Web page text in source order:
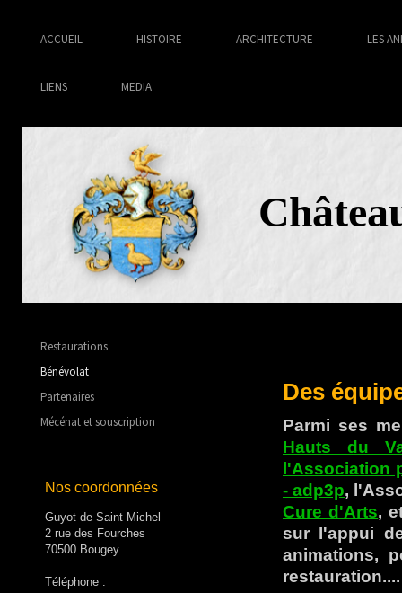
ACCUEIL HISTOIRE ARCHITECTURE LES
LIENS MEDIA
Restaurations
Bénévolat
Partenaires
Mécénat et souscription
Nos coordonnées
Guyot de Saint Michel
2 rue des Fourches
70500 Bougey
Téléphone :
Des
Parmi ses
Hauts du
l'Association
- adp3p,
Cure d'Arts,
sur l'appui
animations,